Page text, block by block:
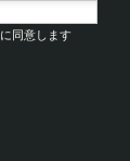
に同意します